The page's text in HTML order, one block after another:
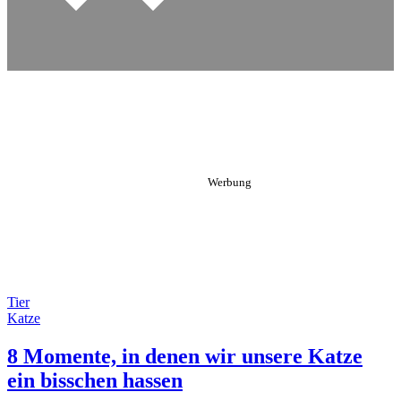
Tier
Katze
8 Momente, in denen wir unsere Katze
ein bisschen hassen